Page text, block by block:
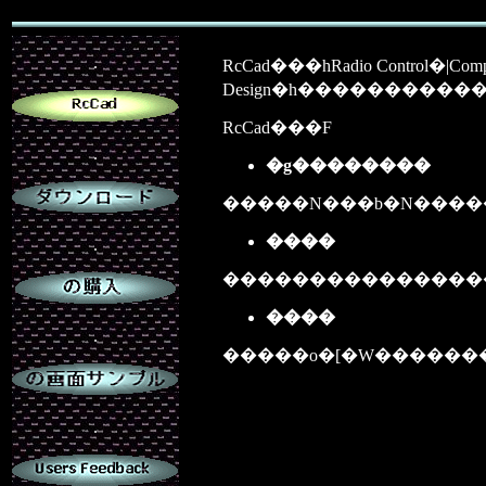
.
.
.
.
.
RcCad���hRadio
RcCad���F
�g��������
����
����